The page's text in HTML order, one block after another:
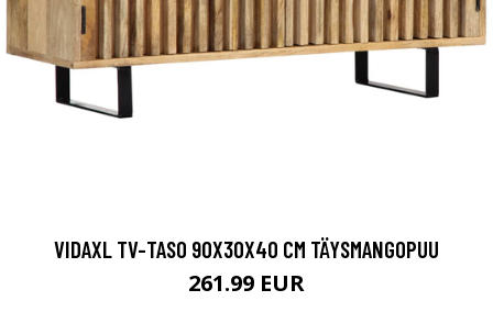
VIDAXL TV-TASO 90X30X40 CM TÄYSMANGOPUU
261.99 EUR